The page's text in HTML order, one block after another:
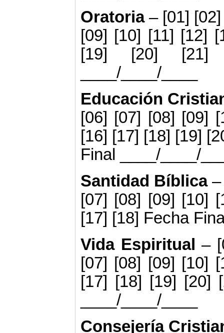
Oratoria – [01]
[09] [10] [11] [12]
[19] [20]
____/____/____
Educación
[06] [07] [08] [09]
[16] [17] [18] [19]
Final ____/____/
Santidad Bíblica
[07] [08] [09] [10]
[17] [18] Fecha
Vida Espiritual –
[07] [08] [09] [10]
[17] [18] [19] [20]
____/____/____
Consejería